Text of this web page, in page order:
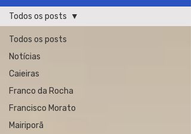
Todos os posts
Notícias
Caieiras
Franco da Rocha
Francisco Morato
Mairiporã
Todos os posts